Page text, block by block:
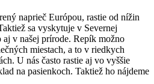
naprieč Európou, rastie od nížin
sa vyskytuje v Severnej
v našej prírode. Repík možno
miestach, a to v riedkych
U nás často rastie aj vo vyššie
na pasienkoch. Taktiež ho nájdeme